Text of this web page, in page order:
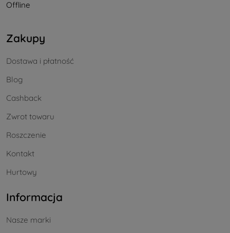
Offline
Zakupy
Dostawa i płatność
Blog
Cashback
Zwrot towaru
Roszczenie
Kontakt
Hurtowy
Informacja
Nasze marki